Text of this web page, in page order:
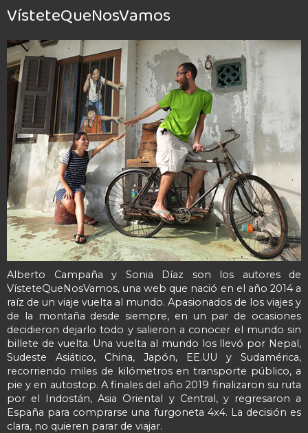
VísteteQueNosVamos
Alberto Campaña y Sonia Díaz son los autores de
VísteteQueNosVamos, una web que nació en el año 2014 a
raíz de un viaje vuelta al mundo. Apasionados de los viajes y
de la montaña desde siempre, en un par de ocasiones
decidieron dejarlo todo y salieron a conocer el mundo sin
billete de vuelta. Una vuelta al mundo los llevó por Nepal,
Sudeste Asiático, China, Japón, EE.UU y Sudamérica,
recorriendo miles de kilómetros en transporte público, a
pie y en autostop. A finales del año 2019 finalizaron su ruta
por el Indostán, Asia Oriental y Central, y regresaron a
España para comprarse una furgoneta 4x4. La decisión es
clara, no quieren parar de viajar.